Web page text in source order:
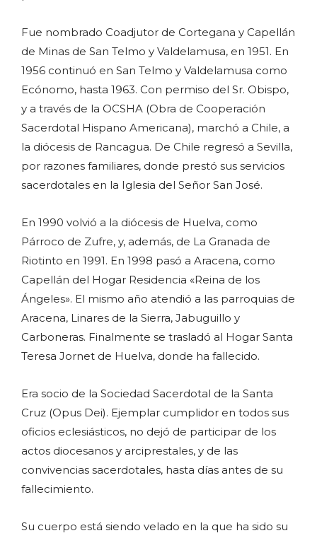
Fue nombrado Coadjutor de Cortegana y Capellán
de Minas de San Telmo y Valdelamusa, en 1951. En
1956 continuó en San Telmo y Valdelamusa como
Ecónomo, hasta 1963. Con permiso del Sr. Obispo,
y a través de la OCSHA (Obra de Cooperación
Sacerdotal Hispano Americana), marchó a Chile, a
la diócesis de Rancagua. De Chile regresó a Sevilla,
por razones familiares, donde prestó sus servicios
sacerdotales en la Iglesia del Señor San José.
En 1990 volvió a la diócesis de Huelva, como
Párroco de Zufre, y, además, de La Granada de
Riotinto en 1991. En 1998 pasó a Aracena, como
Capellán del Hogar Residencia «Reina de los
Ángeles». El mismo año atendió a las parroquias de
Aracena, Linares de la Sierra, Jabuguillo y
Carboneras. Finalmente se trasladó al Hogar Santa
Teresa Jornet de Huelva, donde ha fallecido.
Era socio de la Sociedad Sacerdotal de la Santa
Cruz (Opus Dei). Ejemplar cumplidor en todos sus
oficios eclesiásticos, no dejó de participar de los
actos diocesanos y arciprestales, y de las
convivencias sacerdotales, hasta días antes de su
fallecimiento.
Su cuerpo está siendo velado en la que ha sido su